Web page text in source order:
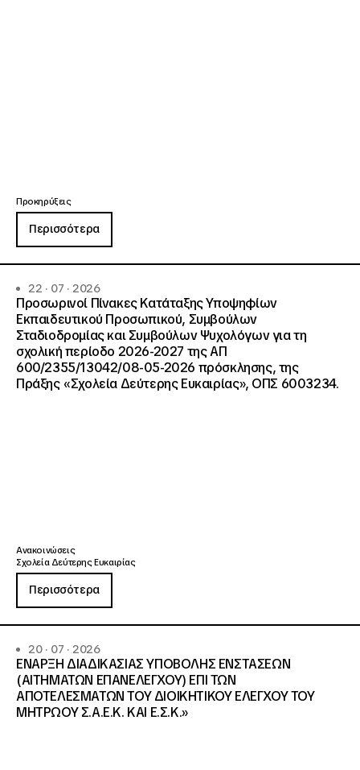
Προκηρύξεις
Περισσότερα
22 · 07 · 2026
Προσωρινοί Πίνακες Κατάταξης Υποψηφίων
Εκπαιδευτικού Προσωπικού, Συμβούλων
Σταδιοδρομίας και Συμβούλων Ψυχολόγων για τη
σχολική περίοδο 2026-2027 της ΑΠ
600/2355/13042/08-05-2026 πρόσκλησης, της
Πράξης «Σχολεία Δεύτερης Ευκαιρίας», ΟΠΣ 6003234.
Ανακοινώσεις
Σχολεία Δεύτερης Ευκαιρίας
Περισσότερα
20 · 07 · 2026
ΕΝΑΡΞΗ ΔΙΑΔΙΚΑΣΙΑΣ ΥΠΟΒΟΛΗΣ ΕΝΣΤΑΣΕΩΝ
(ΑΙΤΗΜΑΤΩΝ ΕΠΑΝΕΛΕΓΧΟΥ) ΕΠΙ ΤΩΝ
ΑΠΟΤΕΛΕΣΜΑΤΩΝ ΤΟΥ ΔΙΟΙΚΗΤΙΚΟΥ ΕΛΕΓΧΟΥ ΤΟΥ
ΜΗΤΡΩΟΥ Σ.Α.Ε.Κ. ΚΑΙ Ε.Σ.Κ.»